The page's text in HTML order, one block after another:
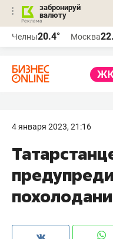
забронируй
валюту
Челны20.4° Москва
4 января 2023, 21:16